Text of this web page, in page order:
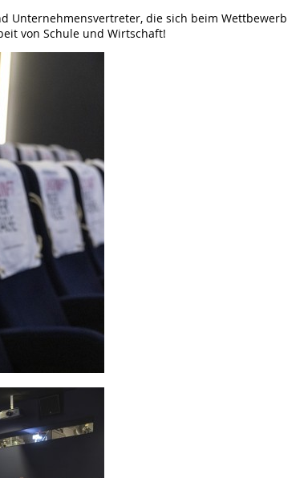
Unternehmensvertreter, die sich beim Wettbewerb
von Schule und Wirtschaft!